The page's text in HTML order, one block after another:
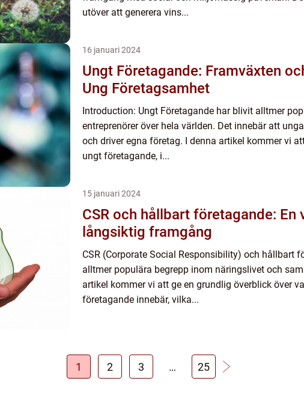
utöver att generera vins...
16 januari 2024
Ungt Företagande: Framväxten
Ung Företagsamhet
Introduction: Ungt Företagande har blivit alltmer
entreprenörer över hela världen. Det innebär att
och driver egna företag. I denna artikel kommer vi
ungt företagande, i...
15 januari 2024
CSR och hållbart företagande: En
långsiktig framgång
CSR (Corporate Social Responsibility) och hållbart
alltmer populära begrepp inom näringslivet och
artikel kommer vi att ge en grundlig överblick över
företagande innebär, vilka...
1 2 3 … 25